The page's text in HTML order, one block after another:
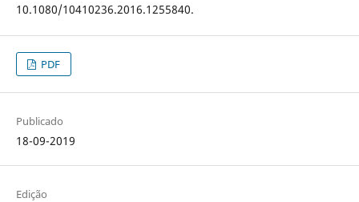
10.1080/10410236.2016.1255840.
PDF
Publicado
18-09-2019
Edição